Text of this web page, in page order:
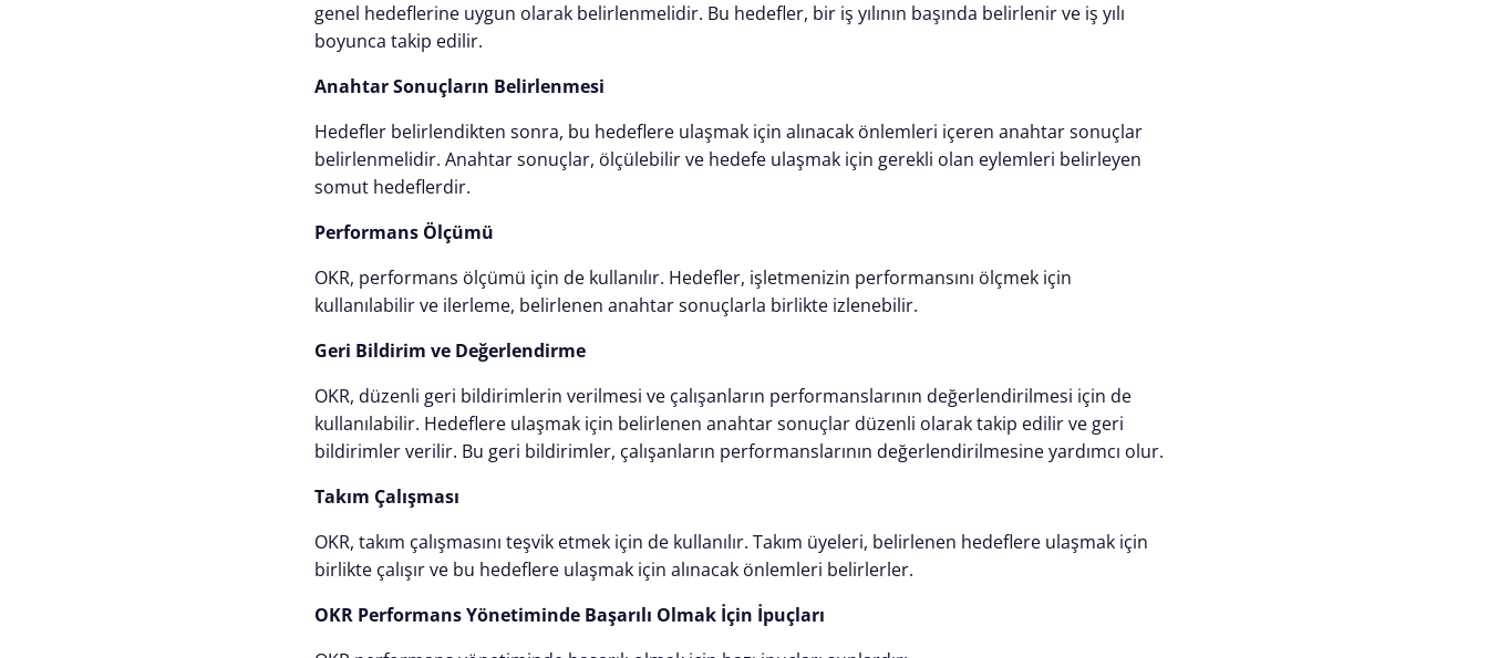
genel hedeflerine uygun olarak belirlenmelidir. Bu hedefler, bir iş yılının başında belirlenir ve iş yılı
boyunca takip edilir.
Anahtar Sonuçların Belirlenmesi
Hedefler belirlendikten sonra, bu hedeflere ulaşmak için alınacak önlemleri içeren anahtar sonuçlar
belirlenmelidir. Anahtar sonuçlar, ölçülebilir ve hedefe ulaşmak için gerekli olan eylemleri belirleyen
somut hedeflerdir.
Performans Ölçümü
OKR, performans ölçümü için de kullanılır. Hedefler, işletmenizin performansını ölçmek için
kullanılabilir ve ilerleme, belirlenen anahtar sonuçlarla birlikte izlenebilir.
Geri Bildirim ve Değerlendirme
OKR, düzenli geri bildirimlerin verilmesi ve çalışanların performanslarının değerlendirilmesi için de
kullanılabilir. Hedeflere ulaşmak için belirlenen anahtar sonuçlar düzenli olarak takip edilir ve geri
bildirimler verilir. Bu geri bildirimler, çalışanların performanslarının değerlendirilmesine yardımcı olur.
Takım Çalışması
OKR, takım çalışmasını teşvik etmek için de kullanılır. Takım üyeleri, belirlenen hedeflere ulaşmak için
birlikte çalışır ve bu hedeflere ulaşmak için alınacak önlemleri belirlerler.
OKR Performans Yönetiminde Başarılı Olmak İçin İpuçları